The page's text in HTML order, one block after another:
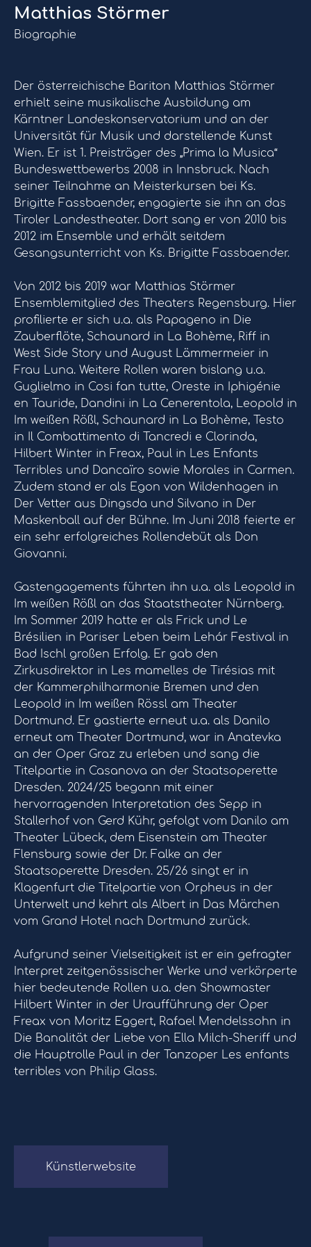
Matthias Störmer
Biographie
Der österreichische Bariton Matthias Störmer
erhielt seine musikalische Ausbildung am
Kärntner Landeskonservatorium und an der
Universität für Musik und darstellende Kunst
Wien. Er ist 1. Preisträger des „Prima la Musica“
Bundeswettbewerbs 2008 in Innsbruck. Nach
seiner Teilnahme an Meisterkursen bei Ks.
Brigitte Fassbaender, engagierte sie ihn an das
Tiroler Landestheater. Dort sang er von 2010 bis
2012 im Ensemble und erhält seitdem
Gesangsunterricht von Ks. Brigitte Fassbaender.
Von 2012 bis 2019 war Matthias Störmer
Ensemblemitglied des Theaters Regensburg. Hier
profilierte er sich u.a. als Papageno in Die
Zauberflöte, Schaunard in La Bohème, Riff in
West Side Story und August Lämmermeier in
Frau Luna. Weitere Rollen waren bislang u.a.
Guglielmo in Cosi fan tutte, Oreste in Iphigénie
en Tauride, Dandini in La Cenerentola, Leopold in
Im weißen Rößl, Schaunard in La Bohème, Testo
in Il Combattimento di Tancredi e Clorinda,
Hilbert Winter in Freax, Paul in Les Enfants
Terribles und Dancaïro sowie Morales in Carmen.
Zudem stand er als Egon von Wildenhagen in
Der Vetter aus Dingsda und Silvano in Der
Maskenball auf der Bühne. Im Juni 2018 feierte er
ein sehr erfolgreiches Rollendebüt als Don
Giovanni.
Gastengagements führten ihn u.a. als Leopold in
Im weißen Rößl an das Staatstheater Nürnberg.
Im Sommer 2019 hatte er als Frick und Le
Brésilien in Pariser Leben beim Lehár Festival in
Bad Ischl großen Erfolg. Er gab den
Zirkusdirektor in Les mamelles de Tirésias mit
der Kammerphilharmonie Bremen und den
Leopold in Im weißen Rössl am Theater
Dortmund. Er gastierte erneut u.a. als Danilo
erneut am Theater Dortmund, war in Anatevka
an der Oper Graz zu erleben und sang die
Titelpartie in Casanova an der Staatsoperette
Dresden. 2024/25 begann mit einer
hervorragenden Interpretation des Sepp in
Stallerhof von Gerd Kühr, gefolgt vom Danilo am
Theater Lübeck, dem Eisenstein am Theater
Flensburg sowie der Dr. Falke an der
Staatsoperette Dresden. 25/26 singt er in
Klagenfurt die Titelpartie von Orpheus in der
Unterwelt und kehrt als Albert in Das Märchen
vom Grand Hotel nach Dortmund zurück.
Aufgrund seiner Vielseitigkeit ist er ein gefragter
Interpret zeitgenössischer Werke und verkörperte
hier bedeutende Rollen u.a. den Showmaster
Hilbert Winter in der Uraufführung der Oper
Freax von Moritz Eggert, Rafael Mendelssohn in
Die Banalität der Liebe von Ella Milch-Sheriff und
die Hauptrolle Paul in der Tanzoper Les enfants
terribles von Philip Glass.
Künstlerwebsite